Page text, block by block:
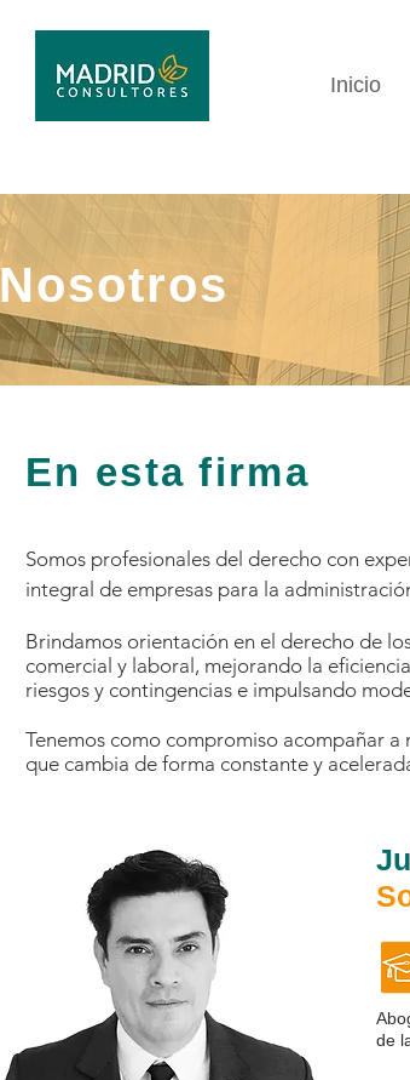
Inicio
Nosotros
En esta firma
Somos profesionales del derecho con
integral de empresas para la
Brindamos orientación en el derecho de
comercial y laboral, mejorando la
riesgos y contingencias e impulsando
Tenemos como compromiso acompañar
que cambia de forma constante y
de